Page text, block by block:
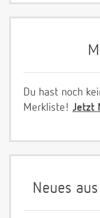
Du hast noch
Merkliste! Jetzt
Neues